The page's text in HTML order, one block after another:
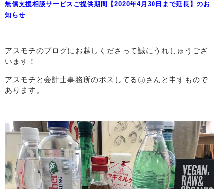
無償支援相談サービスご提供期間【2020年4月30日まで延長】のお
知らせ
アスモチのブログにお越しくださって誠にうれしゅうござ
います！
アスモチと会計士事務所のボスしてる㋙さんと申すもので
あります。